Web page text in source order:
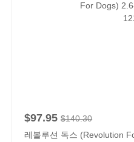
$97.95 $140.30
레볼루션 독스 (Revolution